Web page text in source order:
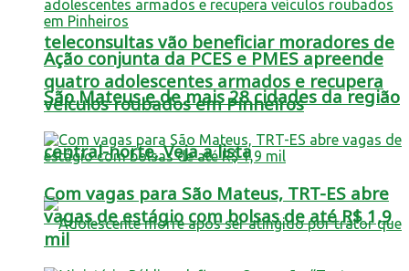
teleconsultas vão beneficiar moradores de
São Mateus e de mais 28 cidades da região
central-norte. Veja a lista
Ação conjunta da PCES e PMES apreende
quatro adolescentes armados e recupera
veículos roubados em Pinheiros
Com vagas para São Mateus, TRT-ES abre
vagas de estágio com bolsas de até R$ 1,9
mil